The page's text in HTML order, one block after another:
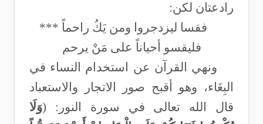
رادعتان لكن:
فقسا ليزدجروا ومن يَكُ راحماً ***
فليقسو أحياناً على مَنْ يرحم
ونهي القرآن عن استخدام النساء في
البِغَاء، وهو أقبح صور الاتجار والاستعباد
قال الله تعالى في سورة النور:
(وَلَا